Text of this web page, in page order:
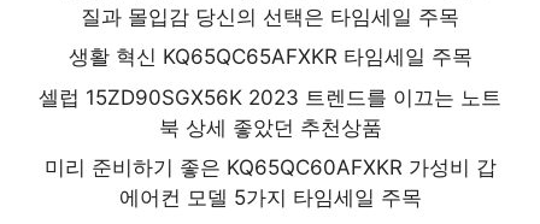
질과 몰입감 당신의 선택은 타임세일 주목
생활 혁신 KQ65QC65AFXKR 타임세일 주목
셀럽 15ZD90SGX56K 2023 트렌드를 이끄는 노트
북 상세 좋았던 추천상품
미리 준비하기 좋은 KQ65QC60AFXKR 가성비 갑
에어컨 모델 5가지 타임세일 주목